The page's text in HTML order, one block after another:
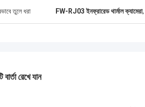
তুলে ধরা FW-RJ03 ইনফ্রারেড থার্মাল ক্যামেরা,
বার্তা রেখে যান